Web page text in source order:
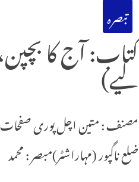
تبصرہ
کتاب: آج کا
لیے)
ضلع ناگپور (مہاراشٹر)مبصر : محمد